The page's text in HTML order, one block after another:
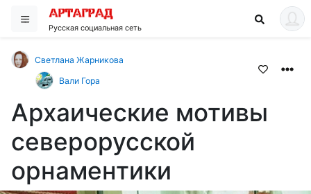
Русская социальная сеть
Светлана Жарникова
Вали Гора
Архаические мотивы
северорусской
орнаментики